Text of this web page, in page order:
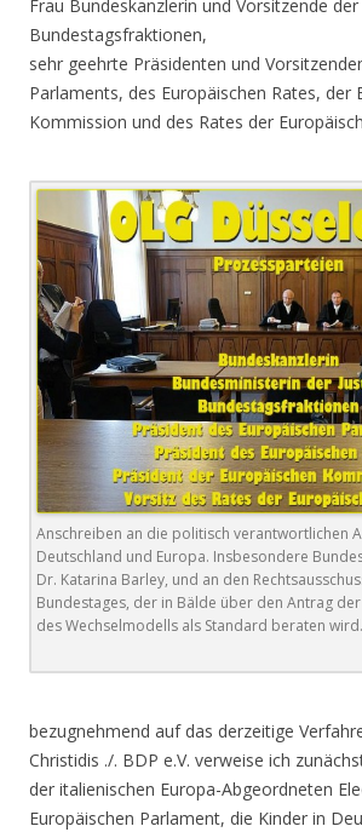
Frau Bundeskanzlerin und Vorsitzende der
Bundestagsfraktionen,
sehr geehrte Präsidenten und
Parlaments, des Europäischen Rates, der
Kommission und des Rates der
Anschreiben an die politisch verantwortlichen
Deutschland und Europa. Insbesondere
Dr. Katarina Barley, und an den
Bundestages, der in Bälde über den Antrag der
des Wechselmodells als Standard beraten wird.
bezugnehmend auf das derzeitige
Christidis ./. BDP e.V. verweise ich
der italienischen Europa-Abgeordneten
Europäischen Parlament, die Kinder in